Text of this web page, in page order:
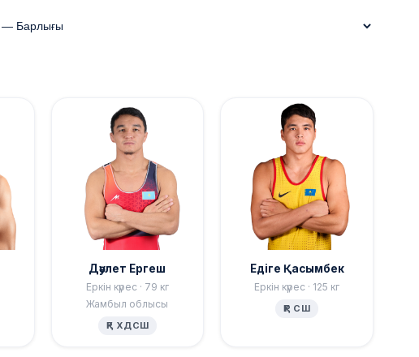
Дәулет Ергеш
Еркін күрес · 79 кг
Жамбыл облысы
ҚР ХДСШ
Едіге Қасымбек
Еркін күрес · 125 кг
ҚР СШ